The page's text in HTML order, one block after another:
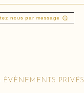
nous par message
ÉVÈNEMENTS PRIVÉS